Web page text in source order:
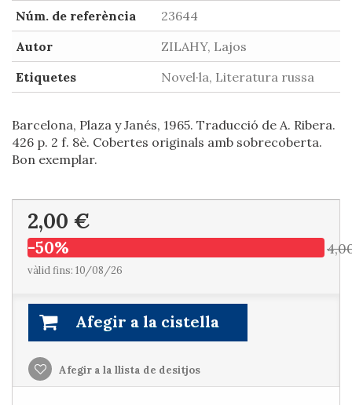
Núm. de referència
23644
Autor
ZILAHY, Lajos
Etiquetes
Novel·la, Literatura russa
Barcelona, Plaza y Janés, 1965. Traducció de A. Ribera.
426 p. 2 f. 8è. Cobertes originals amb sobrecoberta.
Bon exemplar.
2,00 €
-50%
vàlid fins: 10/08/26
Afegir a la cistella
Afegir a la llista de desitjos